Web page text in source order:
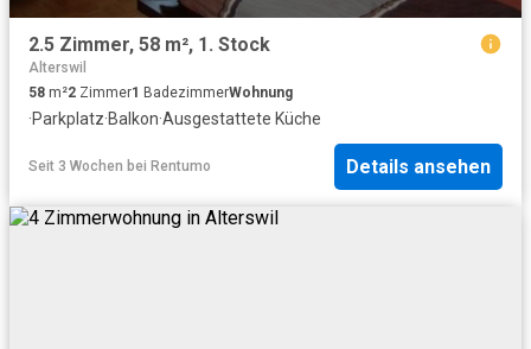
2.5 Zimmer, 58 m², 1. Stock
Alterswil
58 m²2 Zimmer1 BadezimmerWohnung
·Parkplatz·Balkon·Ausgestattete Küche
Seit 3 Wochen bei Rentumo Details ansehen